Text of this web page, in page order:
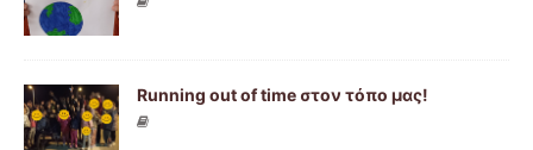
Running out of time στον τόπο μας!